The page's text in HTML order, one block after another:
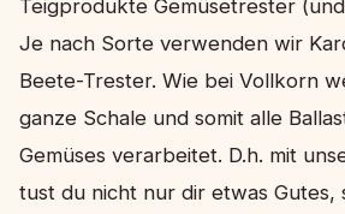
Teigprodukte Gemüsetrester
Je nach Sorte verwenden wir
Beete-Trester. Wie bei Vollkorn
ganze Schale und somit alle
Gemüses verarbeitet. D.h. mit
tust du nicht nur dir etwas Gutes,